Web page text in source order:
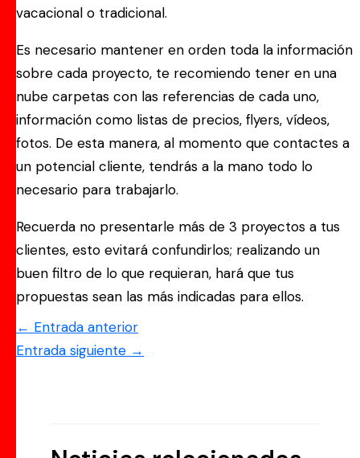
vacacional o tradicional.
Es necesario mantener en orden toda la información
sobre cada proyecto, te recomiendo tener en una
nube carpetas con las referencias de cada uno,
información como listas de precios, flyers, vídeos,
fotos. De esta manera, al momento que contactes a
un potencial cliente, tendrás a la mano todo lo
necesario para trabajarlo.
Recuerda no presentarle más de 3 proyectos a tus
clientes, esto evitará confundirlos; realizando un
buen filtro de lo que requieran, hará que tus
propuestas sean las más indicadas para ellos.
← Entrada anterior
Entrada siguiente →